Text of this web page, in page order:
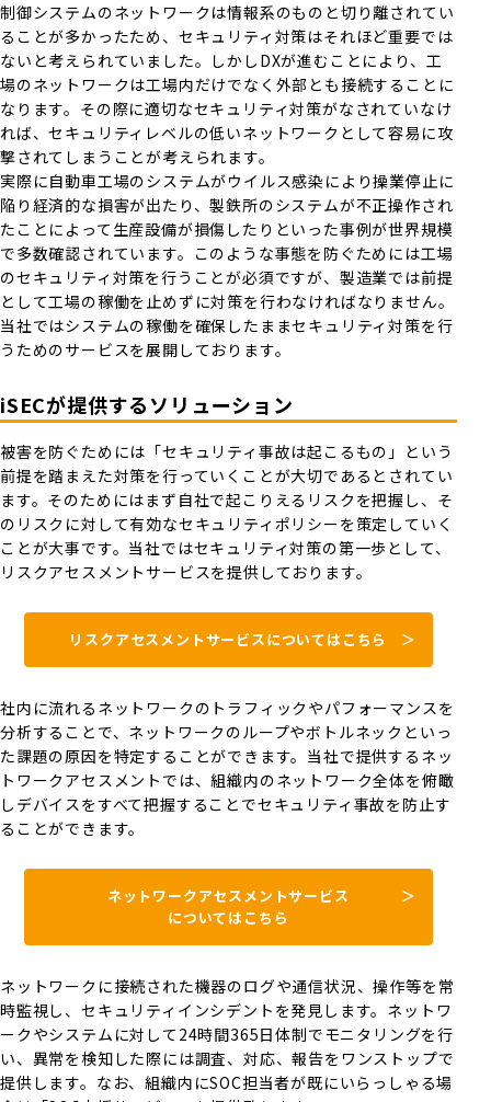
制御システムのネットワークは情報系のものと切り離されてい
ることが多かったため、セキュリティ対策はそれほど重要では
ないと考えられていました。しかしDXが進むことにより、工
場のネットワークは工場内だけでなく外部とも接続することに
なります。その際に適切なセキュリティ対策がなされていなけ
れば、セキュリティレベルの低いネットワークとして容易に攻
撃されてしまうことが考えられます。
実際に自動車工場のシステムがウイルス感染により操業停止に
陥り経済的な損害が出たり、製鉄所のシステムが不正操作され
たことによって生産設備が損傷したりといった事例が世界規模
で多数確認されています。このような事態を防ぐためには工場
のセキュリティ対策を行うことが必須ですが、製造業では前提
として工場の稼働を止めずに対策を行わなければなりません。
当社ではシステムの稼働を確保したままセキュリティ対策を行
うためのサービスを展開しております。
iSECが提供するソリューション
被害を防ぐためには「セキュリティ事故は起こるもの」という
前提を踏まえた対策を行っていくことが大切であるとされてい
ます。そのためにはまず自社で起こりえるリスクを把握し、そ
のリスクに対して有効なセキュリティポリシーを策定していく
ことが大事です。当社ではセキュリティ対策の第一歩として、
リスクアセスメントサービスを提供しております。
リスクアセスメントサービスについてはこちら
社内に流れるネットワークのトラフィックやパフォーマンスを
分析することで、ネットワークのループやボトルネックといっ
た課題の原因を特定することができます。当社で提供するネッ
トワークアセスメントでは、組織内のネットワーク全体を俯瞰
しデバイスをすべて把握することでセキュリティ事故を防止す
ることができます。
ネットワークアセスメントサービス
についてはこちら
ネットワークに接続された機器のログや通信状況、操作等を常
時監視し、セキュリティインシデントを発見します。ネットワ
ークやシステムに対して24時間365日体制でモニタリングを行
い、異常を検知した際には調査、対応、報告をワンストップで
提供します。なお、組織内にSOC担当者が既にいらっしゃる場